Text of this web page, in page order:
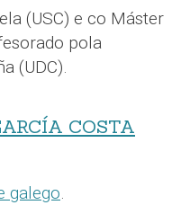
(USC) e co Máster
pola
(UDC).
COSTA
galego.